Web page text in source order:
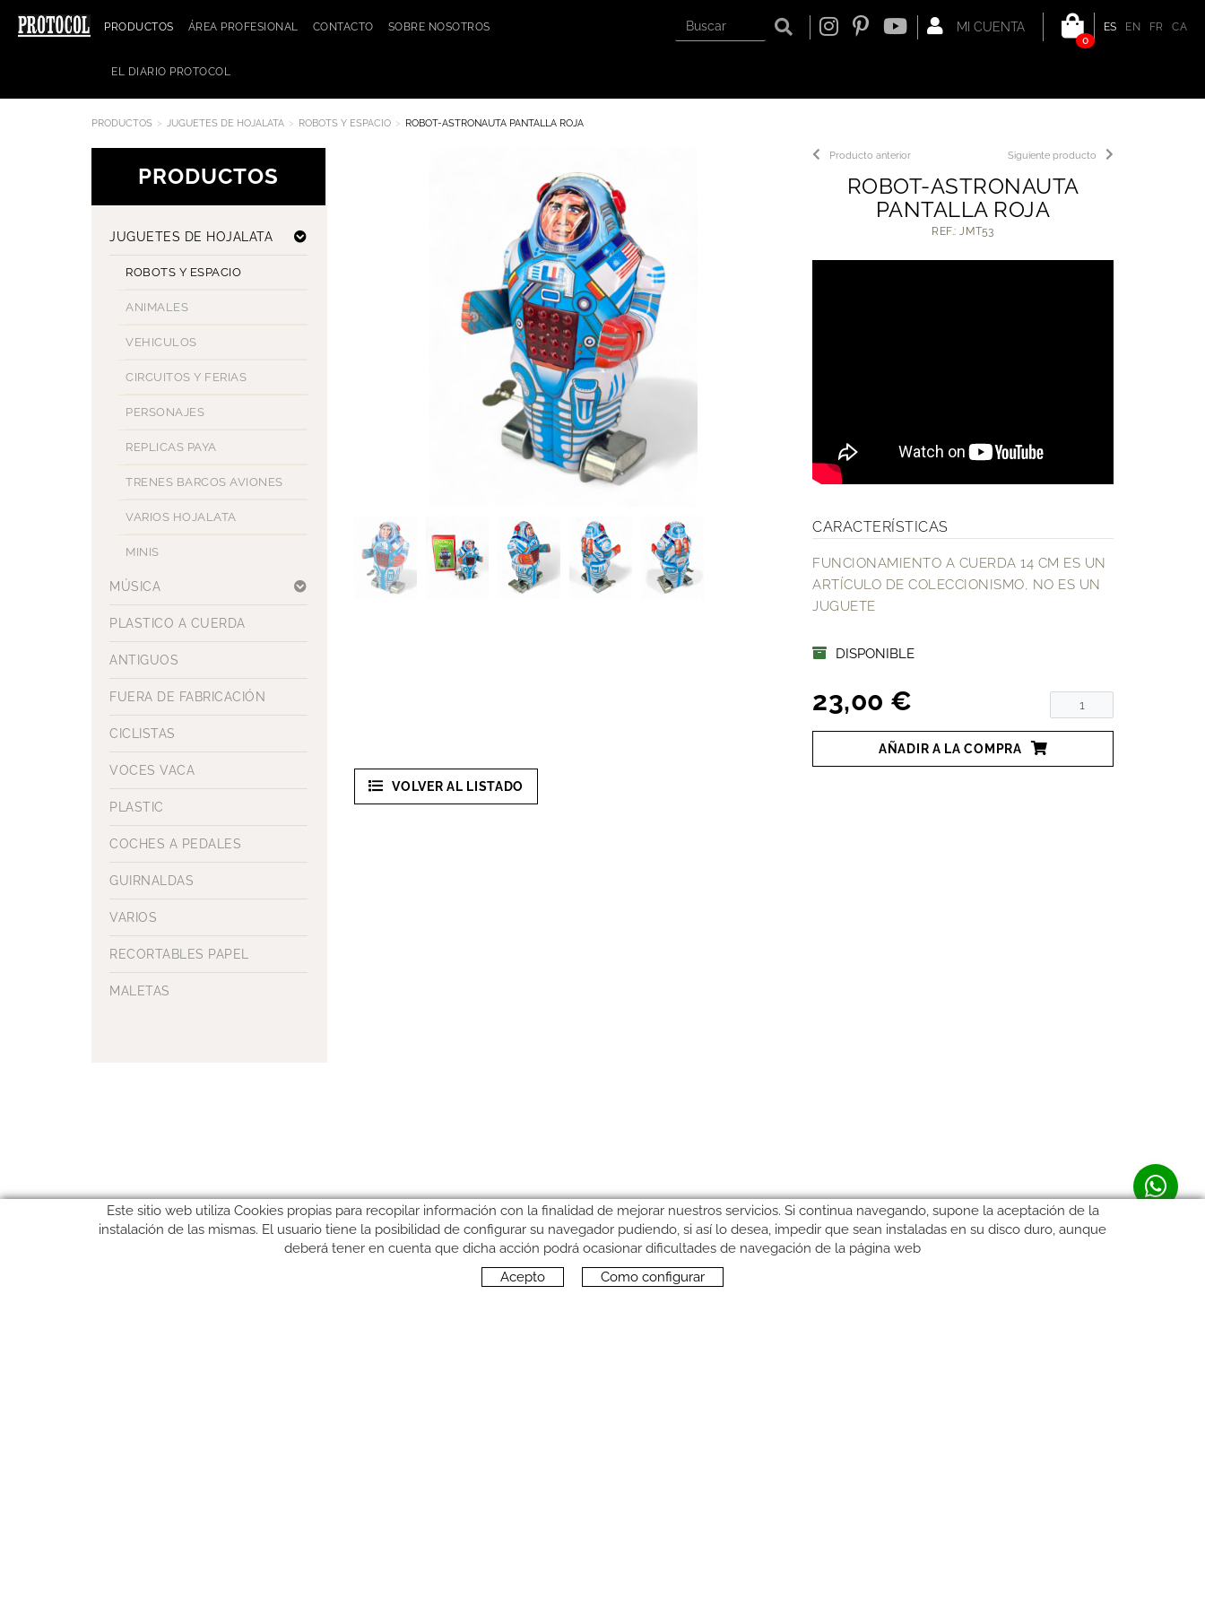
PRODUCTOS ÁREA PROFESIONAL CONTACTO SOBRE NOSOTROS
EL DIARIO PROTOCOL
ES EN FR
CA
0
MI CUENTA
PRODUCTOS JUGUETES DE HOJALATA ROBOTS Y ESPACIO ROBOT-ASTRONAUTA PANTALLA ROJA
PRODUCTOS
JUGUETES DE HOJALATA
ROBOTS Y ESPACIO
ANIMALES
VEHICULOS
CIRCUITOS Y FERIAS
PERSONAJES
REPLICAS PAYA
TRENES BARCOS AVIONES
VARIOS HOJALATA
MINIS
MÚSICA
PLASTICO A CUERDA
ANTIGUOS
FUERA DE FABRICACIÓN
CICLISTAS
VOCES VACA
PLASTIC
COCHES A PEDALES
GUIRNALDAS
VARIOS
RECORTABLES PAPEL
MALETAS
Siguiente producto
Producto anterior
ROBOT-ASTRONAUTA
PANTALLA ROJA
REF.: JMT53
CARACTERÍSTICAS
FUNCIONAMIENTO A CUERDA 14 CM ES UN
ARTÍCULO DE COLECCIONISMO, NO ES UN
JUGUETE
DISPONIBLE
23,00 €
AÑADIR A LA COMPRA
VOLVER AL LISTADO
Este sitio web utiliza Cookies propias para recopilar información con la finalidad de mejorar nuestros servicios. Si continua navegando, supone la aceptación de la
instalación de las mismas. El usuario tiene la posibilidad de configurar su navegador pudiendo, si así lo desea, impedir que sean instaladas en su disco duro, aunque
deberá tener en cuenta que dicha acción podrá ocasionar dificultades de navegación de la página web
Acepto
Como configurar